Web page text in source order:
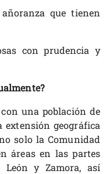
que tienen
con prudencia y
una población de
extensión geográfica
solo la Comunidad
áreas en las partes
León y Zamora, así